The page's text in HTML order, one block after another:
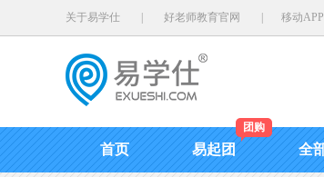
关于易学仕 好老师教育官网 移动
首页 易起团
团购
全